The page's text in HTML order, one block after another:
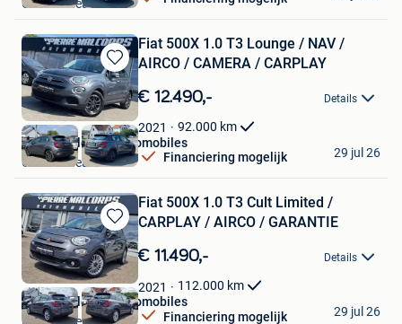
Grez-Doiceau
Bewaren
in
Mijn
Favorieten
Fiat 500X 1.0 T3 Lounge / NAV /
AIRCO / CAMERA / CARPLAY
€ 12.490,- Details
2021 92.000 km
Financiering mogelijk
Pierre Malcorps Automobiles
Grez-Doiceau
29 jul 26
Bewaren
in
Mijn
Favorieten
Fiat 500X 1.0 T3 Cult Limited /
CARPLAY / AIRCO / GARANTIE
€ 11.490,- Details
2021 112.000 km
Financiering mogelijk
Pierre Malcorps Automobiles
29 jul 26